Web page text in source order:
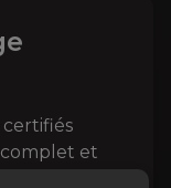
complet et